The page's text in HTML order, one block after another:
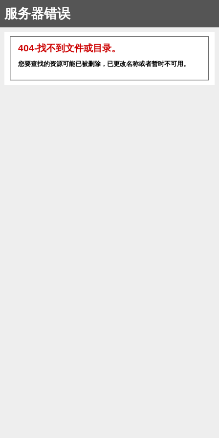
服务器错误
404-找不到文件或目录。
您要查找的资源可能已被删除，已更改名称或者暂时不可用。